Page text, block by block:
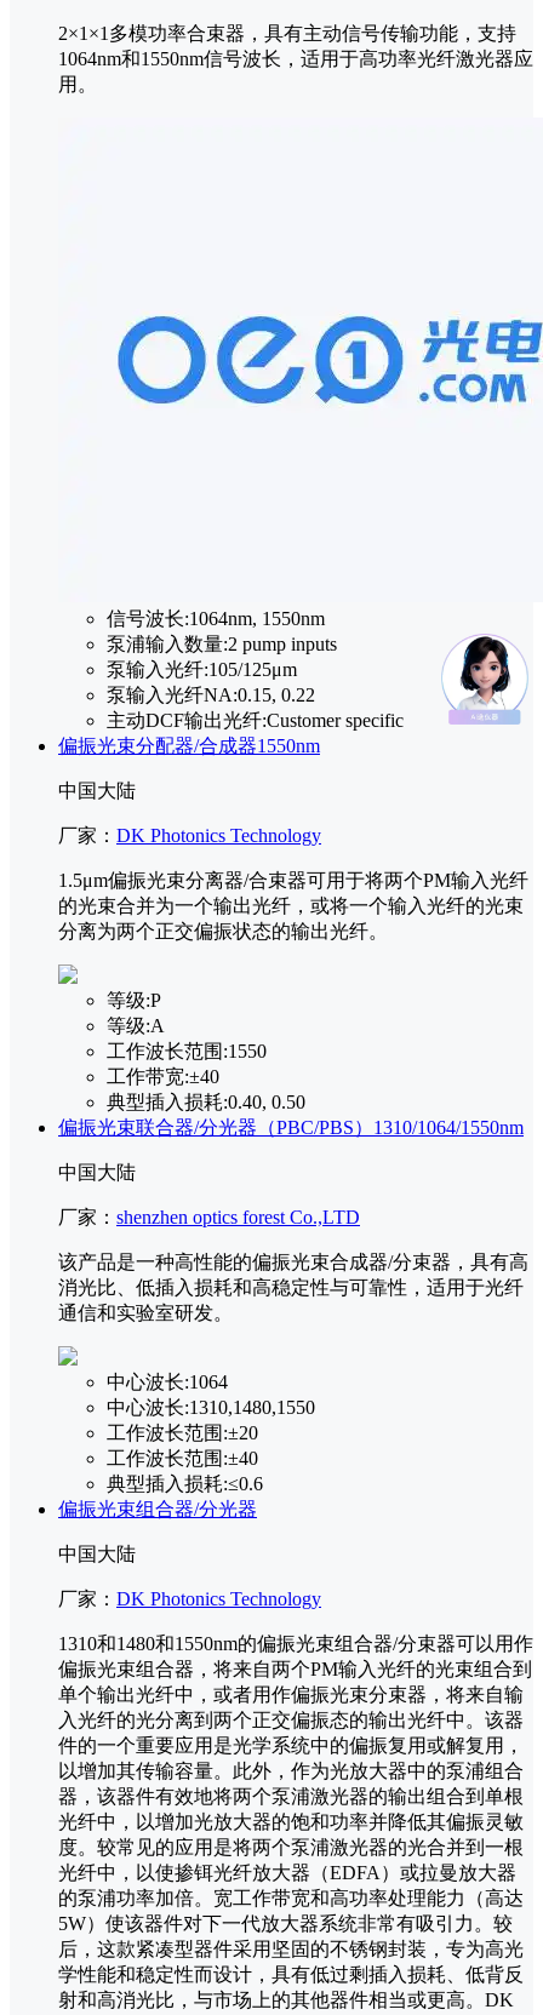
2×1×1多模功率合束器，具有主动信号传输功能，支持
1064nm和1550nm信号波长，适用于高功率光纤激光器应
用。
信号波长:1064nm, 1550nm
泵浦输入数量:2 pump inputs
泵输入光纤:105/125μm
泵输入光纤NA:0.15, 0.22
主动DCF输出光纤:Customer specific
偏振光束分配器/合成器1550nm
中国大陆
厂家： DK Photonics Technology
1.5μm偏振光束分离器/合束器可用于将两个PM输入光纤
的光束合并为一个输出光纤，或将一个输入光纤的光束
分离为两个正交偏振状态的输出光纤。
等级:P
等级:A
工作波长范围:1550
工作带宽:±40
典型插入损耗:0.40, 0.50
偏振光束联合器/分光器（PBC/PBS）1310/1064/1550nm
中国大陆
厂家： shenzhen optics forest Co.,LTD
该产品是一种高性能的偏振光束合成器/分束器，具有高
消光比、低插入损耗和高稳定性与可靠性，适用于光纤
通信和实验室研发。
中心波长:1064
中心波长:1310,1480,1550
工作波长范围:±20
工作波长范围:±40
典型插入损耗:≤0.6
偏振光束组合器/分光器
中国大陆
厂家： DK Photonics Technology
1310和1480和1550nm的偏振光束组合器/分束器可以用作
偏振光束组合器，将来自两个PM输入光纤的光束组合到
单个输出光纤中，或者用作偏振光束分束器，将来自输
入光纤的光分离到两个正交偏振态的输出光纤中。该器
件的一个重要应用是光学系统中的偏振复用或解复用，
以增加其传输容量。此外，作为光放大器中的泵浦组合
器，该器件有效地将两个泵浦激光器的输出组合到单根
光纤中，以增加光放大器的饱和功率并降低其偏振灵敏
度。较常见的应用是将两个泵浦激光器的光合并到一根
光纤中，以使掺铒光纤放大器（EDFA）或拉曼放大器
的泵浦功率加倍。宽工作带宽和高功率处理能力（高达
5W）使该器件对下一代放大器系统非常有吸引力。较
后，这款紧凑型器件采用坚固的不锈钢封装，专为高光
学性能和稳定性而设计，具有低过剩插入损耗、低背反
射和高消光比，与市场上的其他器件相当或更高。DK